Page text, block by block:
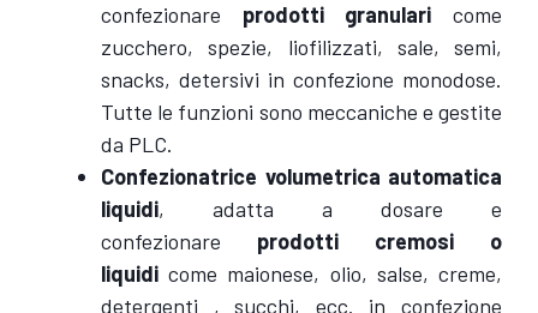
confezionare prodotti granulari come
zucchero, spezie, liofilizzati, sale, semi,
snacks, detersivi in confezione monodose.
Tutte le funzioni sono meccaniche e gestite
da PLC.
Confezionatrice volumetrica automatica
liquidi, adatta a dosare e
confezionare prodotti cremosi o
liquidi come maionese, olio, salse, creme,
detergenti , succhi, ecc. in confezione